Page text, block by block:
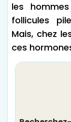
les
follicules
Mais, chez
ces